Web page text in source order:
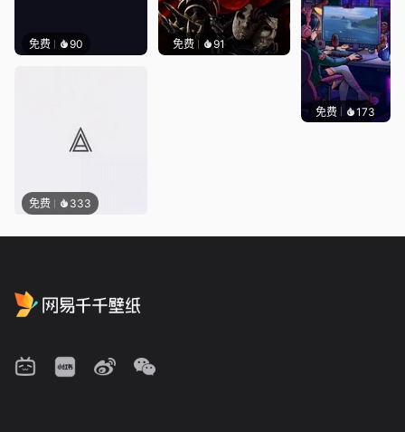
免费 90 免费 91
免费 333
免费 173